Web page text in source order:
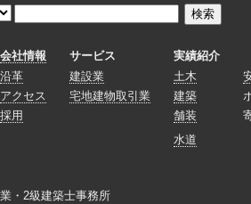
会社情報 サービス
実績紹介
沿革
建設業 土木
アクセス
宅地建物取引業 建築
採用
舗装
水道
・2級建築士事務所